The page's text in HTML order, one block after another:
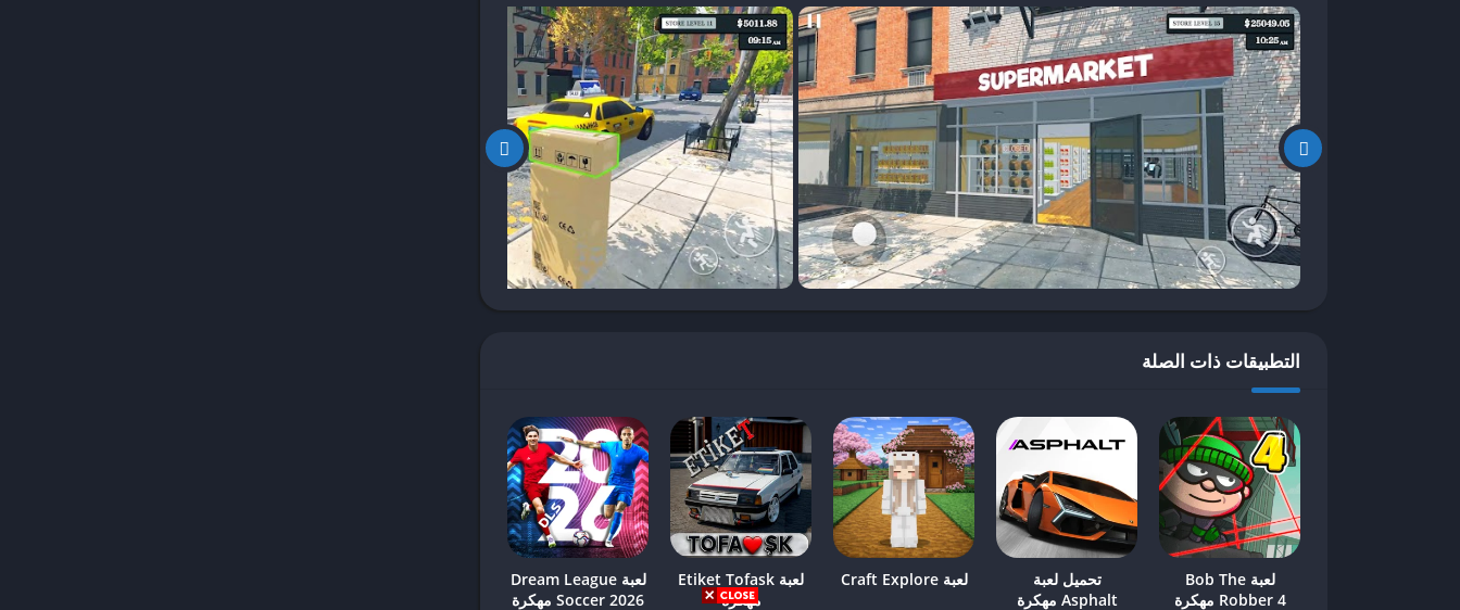
الميزات استخدام التقنيات الحديثة مثل التحليل البياني لمعرفة أنماط الشراء وتخصيص العروض الترويجية. ومع ذلك، لا تخلو اللعبة
من التحديات، مثل نفاد المخزون، ارتفاع تكاليف التشغيل، وزيادة المنافسة، وعليهم تطوير استراتيجيات فعالة للتغلب على هذه
العقبات.
باستخدام المهارات التحليلية والتخطيط الجيد، يمكن للاعبين الاستفادة من الفرص وتحقيق النجاح في لعبة محاكي السوبر ماركت،
مما يزيد من متعتهم وتجربتهم العامة.
ميزات اللعبة وأثرها على اللاعبين
تعتبر لعبة محاكي السوبر ماركت تجربة فريدة في عالم التسوق الرقمي، حيث تقدم مجموعة من الميزات التي تجعلها مميزة
مقارنة بألعاب أخرى في هذا النوع. من أهم هذه الميزات الرسومات العالية الجودة التي تضفي واقعاً محسوساً على تجربة اللعب.
إن التفاصيل الدقيقة والخيارات الواسعة في تصميم المتاجر، إضافة إلى التنوع في المنتجات، تعزز من الإحساس بالانغماس في
تسهم سهولة الاستخدام في إعطاء اللاعبين حرية التجول واستكشاف البيئة التفاعلية دون تعقيد. واجهة المستخدم المبسطة تتيح
لهم التركيز على المهام الأساسية مثل إدارة المتجر والتفاعل مع العملاء. يعزز هذا بشكل كبير من تجربة المستخدم العامة، حيث
يمكن للاعبين الوصول إلى أهدافهم دون مواجهة عوائق تكنولوجية. هذه السلاسة تجعل اللعبة ممتعة ومريحة، مما يحفز اللاعبين
على الاستمرار في اللعب وانغماسهم في التجربة.
من الناحية التعليمية، توفر لعبة محاكي السوبر ماركت فرصاً نادرة لتطوير مهارات هامة. تتطلب اللعبة من اللاعبين إدارة الوقت
بفعالية، حيث يجب عليهم التعامل مع تدفق العملاء وإدارة المخزون. هذا يعزز من قدرتهم على التفكير النقدي وحل المشكلات،
فضلاً عن تعلّم كيفية التخطيط المالي. إن المهارات المكتسبة من هذه اللعبة، مثل إدارة الميزانية والقرارات التجارية، قد تكون
مفيدة في الحياة الواقعية. من خلال دمج عناصر التعلم مع الترفيه، تقدم اللعبة تجربة شاملة مُفيدة تترك أثرًا إيجابيًا على اللاعبين.
التطبيقات ذات الصلة
لعبة Bob The
Robber 4 مهكرة
تحميل لعبة
Asphalt مهكرة
لعبة Craft Explore
لعبة Etiket Tofask
مهكرة
لعبة Dream League
Soccer 2026 مهكرة